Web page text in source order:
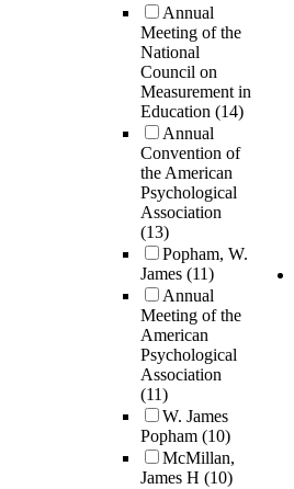
Annual
Meeting of the
National
Council on
Measurement in
Education (14)
Annual
Convention of
the American
Psychological
Association
(13)
Popham, W.
James (11)
Annual
Meeting of the
American
Psychological
Association
(11)
W. James
Popham (10)
McMillan,
James H (10)